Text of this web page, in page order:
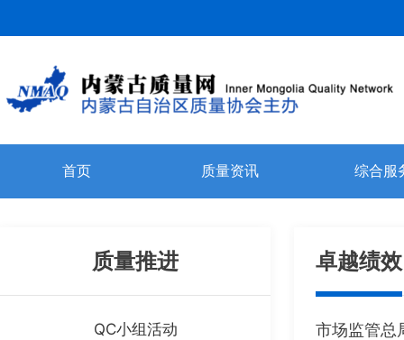
首页 质量资讯 综合服
质量推进
QC小组活动
卓越绩效
市场监管总